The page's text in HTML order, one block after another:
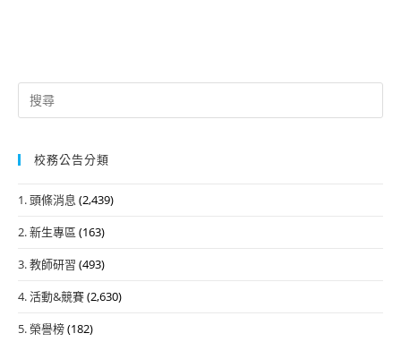
Search
for:
校務公告分類
1. 頭條消息 (2,439)
2. 新生專區 (163)
3. 教師研習 (493)
4. 活動&競賽(2,630)
5. 榮譽榜(182)